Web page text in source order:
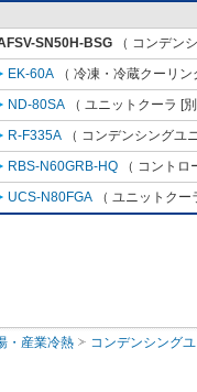
SN50H-BSG （ コンデン
EK-60A （ 冷凍・冷蔵クーリ
ND-80SA （ ユニットクーラ [
R-F335A （ コンデンシングユ
RBS-N60GRB-HQ （ コント
UCS-N80FGA （ ユニットク
・産業冷熱 コンデンシング